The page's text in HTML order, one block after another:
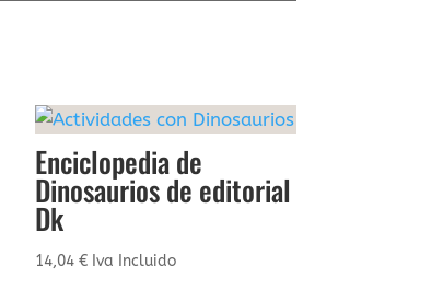
Enciclopedia de
Dinosaurios de editorial
Dk
14,04€ Iva Incluido